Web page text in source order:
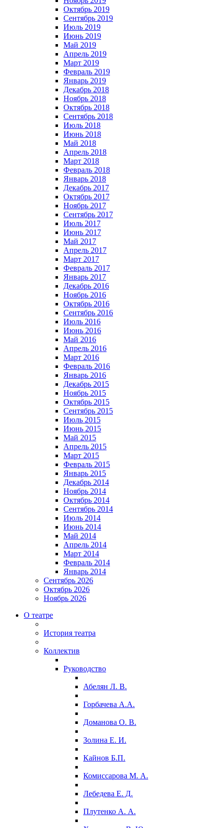
Октябрь 2019
Сентябрь 2019
Июль 2019
Июнь 2019
Май 2019
Апрель 2019
Март 2019
Февраль 2019
Январь 2019
Декабрь 2018
Ноябрь 2018
Октябрь 2018
Сентябрь 2018
Июль 2018
Июнь 2018
Май 2018
Апрель 2018
Март 2018
Февраль 2018
Январь 2018
Декабрь 2017
Октябрь 2017
Ноябрь 2017
Сентябрь 2017
Июль 2017
Июнь 2017
Май 2017
Апрель 2017
Март 2017
Февраль 2017
Январь 2017
Декабрь 2016
Ноябрь 2016
Октябрь 2016
Сентябрь 2016
Июль 2016
Июнь 2016
Май 2016
Апрель 2016
Март 2016
Февраль 2016
Январь 2016
Декабрь 2015
Ноябрь 2015
Октябрь 2015
Сентябрь 2015
Июль 2015
Июнь 2015
Май 2015
Апрель 2015
Март 2015
Февраль 2015
Январь 2015
Декабрь 2014
Ноябрь 2014
Октябрь 2014
Сентябрь 2014
Июль 2014
Июнь 2014
Май 2014
Апрель 2014
Март 2014
Февраль 2014
Январь 2014
Сентябрь 2026
Октябрь 2026
Ноябрь 2026
О театре
История театра
Коллектив
Руководство
Абелян Л. В.
Горбачева А.А.
Доманова О. В.
Золина Е. И.
Кайнов Б.П.
Комиссарова М. А.
Лебедева Е. Д.
Плутенко А. А.